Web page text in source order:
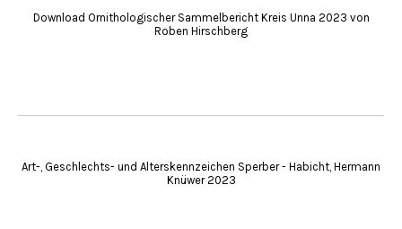
Download Ornithologischer Sammelbericht Kreis Unna 2023 von
Roben Hirschberg
Art-, Geschlechts- und Alterskennzeichen Sperber - Habicht, Hermann
Knüwer 2023